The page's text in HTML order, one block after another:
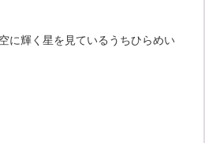
に輝く星を見ているうちひらめい